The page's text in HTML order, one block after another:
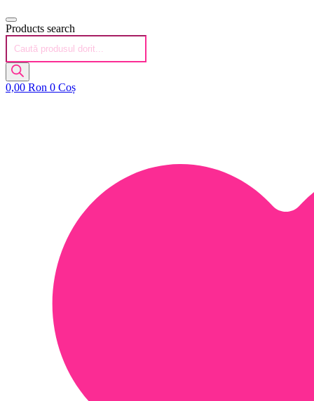
Products search
0,00 Ron 0 Coș